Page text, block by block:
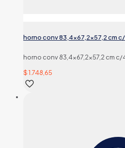
horno conv 83,4×67,2×57,2 cm
horno conv 83,4×67,2×57,2 cm
$1.748,65